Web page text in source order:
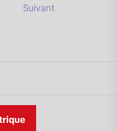
Suivant